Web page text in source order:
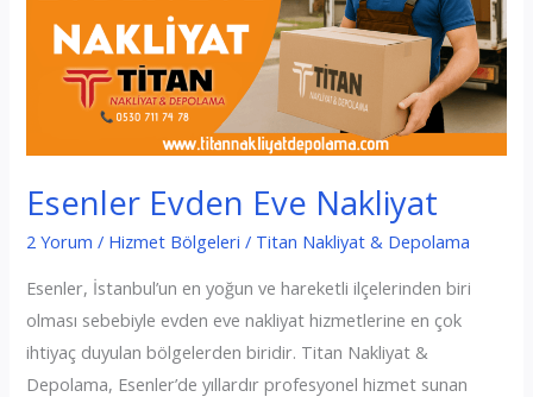
Esenler Evden Eve Nakliyat
2 Yorum / Hizmet Bölgeleri / Titan Nakliyat & Depolama
Esenler, İstanbul’un en yoğun ve hareketli ilçelerinden biri
olması sebebiyle evden eve nakliyat hizmetlerine en çok
ihtiyaç duyulan bölgelerden biridir. Titan Nakliyat &
Depolama, Esenler’de yıllardır profesyonel hizmet sunan